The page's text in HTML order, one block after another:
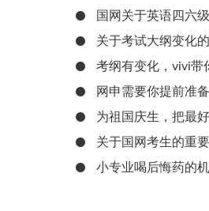
国网关于英语四六
关于考试大纲变化的
考纲有变化，vivi带
网申需要你提前准
为祖国庆生，把最
关于国网考生的重
小专业喝后悔药的机